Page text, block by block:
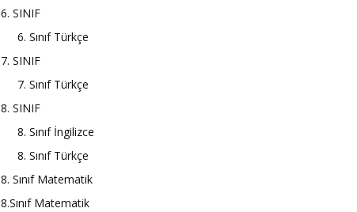
6. SINIF
6. Sınıf Türkçe
7. SINIF
7. Sınıf Türkçe
8. SINIF
8. Sınıf İngilizce
8. Sınıf Türkçe
8. Sınıf Matematik
8.Sınıf Matematik